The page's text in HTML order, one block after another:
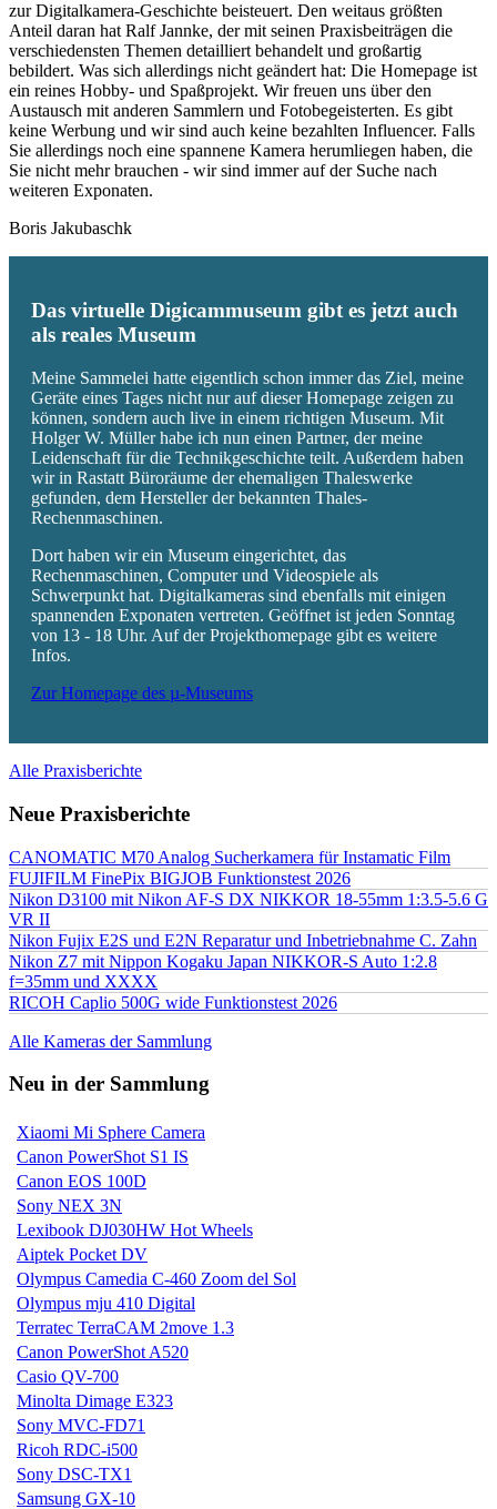
zur Digitalkamera-Geschichte beisteuert. Den weitaus größten
Anteil daran hat Ralf Jannke, der mit seinen Praxisbeiträgen die
verschiedensten Themen detailliert behandelt und großartig
bebildert. Was sich allerdings nicht geändert hat: Die Homepage ist
ein reines Hobby- und Spaßprojekt. Wir freuen uns über den
Austausch mit anderen Sammlern und Fotobegeisterten. Es gibt
keine Werbung und wir sind auch keine bezahlten Influencer. Falls
Sie allerdings noch eine spannene Kamera herumliegen haben, die
Sie nicht mehr brauchen - wir sind immer auf der Suche nach
weiteren Exponaten.
Boris Jakubaschk
Das virtuelle Digicammuseum gibt es jetzt auch
als reales Museum
Meine Sammelei hatte eigentlich schon immer das Ziel, meine
Geräte eines Tages nicht nur auf dieser Homepage zeigen zu
können, sondern auch live in einem richtigen Museum. Mit
Holger W. Müller habe ich nun einen Partner, der meine
Leidenschaft für die Technikgeschichte teilt. Außerdem haben
wir in Rastatt Büroräume der ehemaligen Thaleswerke
gefunden, dem Hersteller der bekannten Thales-
Rechenmaschinen.
Dort haben wir ein Museum eingerichtet, das
Rechenmaschinen, Computer und Videospiele als
Schwerpunkt hat. Digitalkameras sind ebenfalls mit einigen
spannenden Exponaten vertreten. Geöffnet ist jeden Sonntag
von 13 - 18 Uhr. Auf der Projekthomepage gibt es weitere
Infos.
Zur Homepage des µ-Museums
Alle Praxisberichte
Neue Praxisberichte
CANOMATIC M70 Analog Sucherkamera für Instamatic Film
FUJIFILM FinePix BIGJOB Funktionstest 2026
Nikon D3100 mit Nikon AF-S DX NIKKOR 18-55mm 1:3.5-5.6 G
VR II
Nikon Fujix E2S und E2N Reparatur und Inbetriebnahme C. Zahn
Nikon Z7 mit Nippon Kogaku Japan NIKKOR-S Auto 1:2.8
f=35mm und XXXX
RICOH Caplio 500G wide Funktionstest 2026
Alle Kameras der Sammlung
Neu in der Sammlung
Xiaomi Mi Sphere Camera
Canon PowerShot S1 IS
Canon EOS 100D
Sony NEX 3N
Lexibook DJ030HW Hot Wheels
Aiptek Pocket DV
Olympus Camedia C-460 Zoom del Sol
Olympus mju 410 Digital
Terratec TerraCAM 2move 1.3
Canon PowerShot A520
Casio QV-700
Minolta Dimage E323
Sony MVC-FD71
Ricoh RDC-i500
Sony DSC-TX1
Samsung GX-10